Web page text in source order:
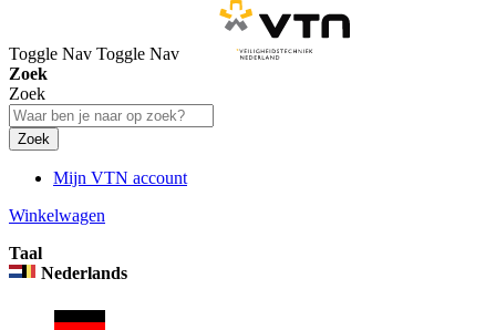
Toggle Nav Toggle Nav
Zoek
Zoek
Zoek
Mijn VTN account
Winkelwagen
Taal
Nederlands